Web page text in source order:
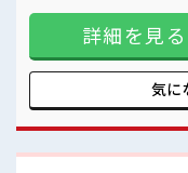
#ryo
備え付け (3)
にコンビニ・
達との同居
定支給！ 《無期雇用派遣=当社の正社員》雇用期限なく、 派
遣先でじっ
ルアップを
さん活躍中》
手企業のスキ
詳細を見る
気に